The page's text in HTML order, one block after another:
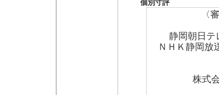
個別寸評
〈
静岡朝日
ＮＨＫ静岡
株式